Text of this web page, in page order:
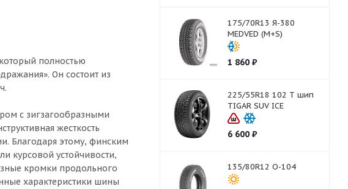
полностью
Он состоит из
с зигзагообразными
жесткость
Благодаря этому, финским
курсовой устойчивости,
кромки продольного
характеристики шины
175/70R13 Я-380
MEDVED (M+S)
1 860₽
225/55R18 102 T шип
TIGAR SUV ICE
6 600₽
135/80R12 О-104